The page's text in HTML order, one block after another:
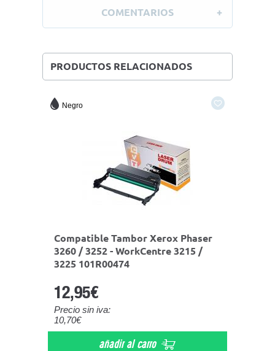
COMENTARIOS
PRODUCTOS RELACIONADOS
Negro
Compatible Tambor Xerox Phaser
3260 / 3252 - WorkCentre 3215 /
3225 101R00474
12,95€
Precio sin iva:
10,70€
añadir al carro